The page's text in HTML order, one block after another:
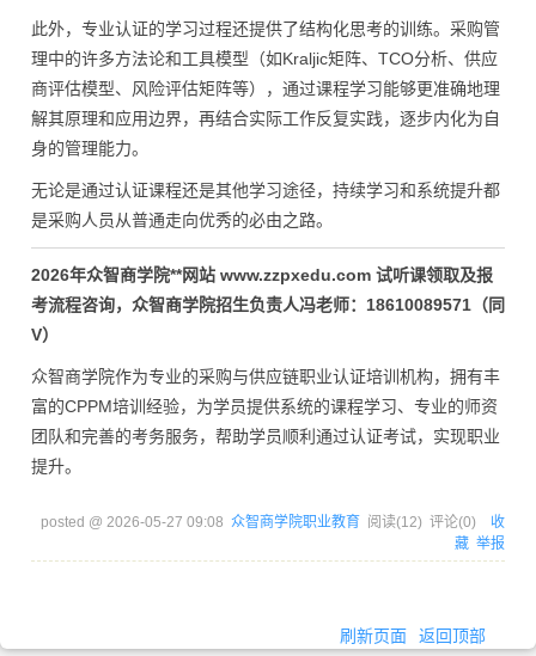
此外，专业认证的学习过程还提供了结构化思考的训练。采购管
理中的许多方法论和工具模型（如Kraljic矩阵、TCO分析、供应
商评估模型、风险评估矩阵等），通过课程学习能够更准确地理
解其原理和应用边界，再结合实际工作反复实践，逐步内化为自
身的管理能力。
无论是通过认证课程还是其他学习途径，持续学习和系统提升都
是采购人员从普通走向优秀的必由之路。
2026年众智商学院**网站 www.zzpxedu.com 试听课领取及报
考流程咨询，众智商学院招生负责人冯老师：18610089571（同
V）
众智商学院作为专业的采购与供应链职业认证培训机构，拥有丰
富的CPPM培训经验，为学员提供系统的课程学习、专业的师资
团队和完善的考务服务，帮助学员顺利通过认证考试，实现职业
提升。
posted @ 2026-05-27 09:08 众智商学院职业教育 阅读(12) 评论(0) 收
藏 举报
刷新页面 返回顶部